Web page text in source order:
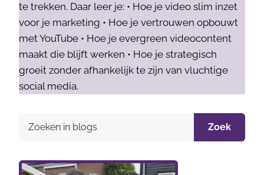
te trekken. Daar leer je: • Hoe je video slim inzet
voor je marketing • Hoe je vertrouwen opbouwt
met YouTube • Hoe je evergreen videocontent
maakt die blijft werken • Hoe je strategisch
groeit zonder afhankelijk te zijn van vluchtige
social media.
Zoek